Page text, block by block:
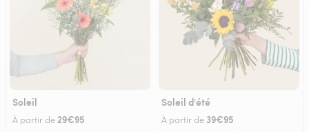
Soleil
À partir de29€95
Soleil d'été
À partir de 39€95